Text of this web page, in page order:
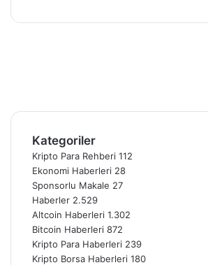
Kategoriler
Kripto Para Rehberi 112
Ekonomi Haberleri 28
Sponsorlu Makale 27
Haberler 2.529
Altcoin Haberleri 1.302
Bitcoin Haberleri 872
Kripto Para Haberleri 239
Kripto Borsa Haberleri 180